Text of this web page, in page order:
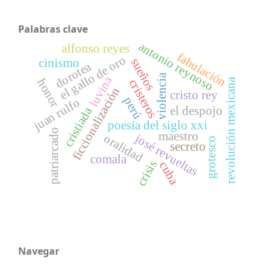
Palabras clave
poesía del siglo xxi
ficcionalizacióncristeros
cristiada
luvina
oralidad
violencia
josé revueltas
antonio reynoso
el despojo
el gallo de oro
juan rulfo revolución mexicana
cristo rey
fabulación
dorotea
comala
sueños
patriarcado
cinismo
maestro
secreto
crisis
alfonso reyes
honor
grotesco
perú
cuba
Navegar